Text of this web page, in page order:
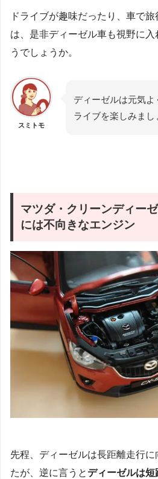
ドライブが趣味だったり、車で
は、是非ディーゼル車も視野に
うでしょうか。
スミトモ
ディーゼルは元気
ライブを楽しみまし
マツダ・クリーンディー
には不向きなエンジン
先程、ディーゼルは長距離走行
たが、逆に言うと ディーゼルは